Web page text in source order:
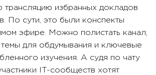
трансляцию избранных докладов
По сути, это были конспекты
эфире. Можно полистать канал,
темы для обдумывания и ключевые
изучения. А судя по чату
IT-сообществ хотят